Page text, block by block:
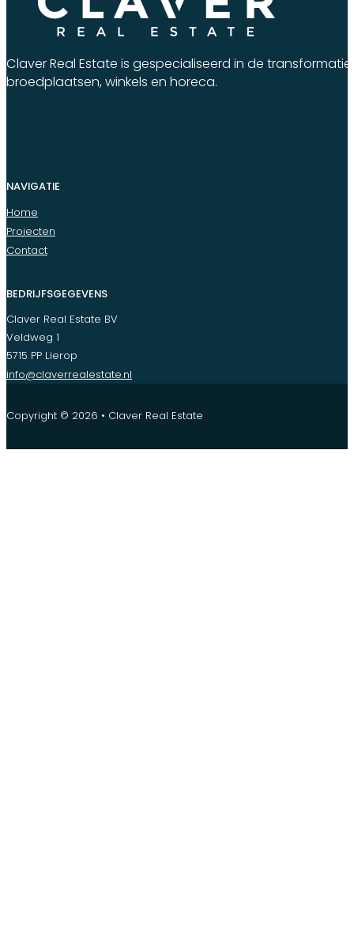
Claver Real Estate is gespecialiseerd in de
broedplaatsen, winkels en horeca.
NAVIGATIE
Home
Projecten
Contact
BEDRIJFSGEGEVENS
Claver Real Estate BV
Veldweg 1
5715 PP Lierop
info@claverrealestate.nl
Copyright © 2026 • Claver Real Estate